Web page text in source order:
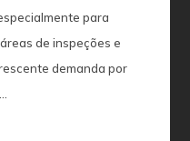
para
de inspeções e
demanda por